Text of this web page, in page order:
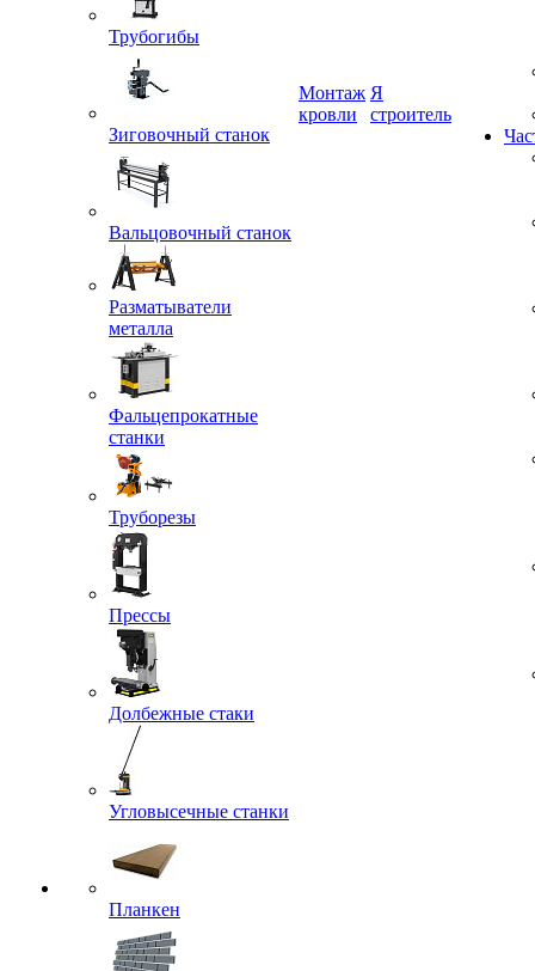
Трубогибы
Зиговочный станок
Вальцовочный станок
Разматыватели
металла
Фальцепрокатные
станки
Труборезы
Прессы
Долбежные стаки
Угловысечные станки
Планкен
Монтаж
Я